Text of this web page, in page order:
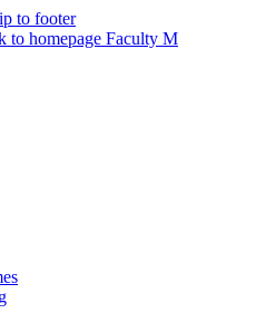
to footer
Faculty M